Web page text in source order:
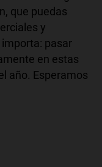
que puedas
y
pasar
en estas
año. Esperamos